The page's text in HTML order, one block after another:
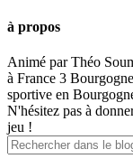
à propos
Animé par Théo
à France 3
sportive en
N'hésitez pas à
jeu !